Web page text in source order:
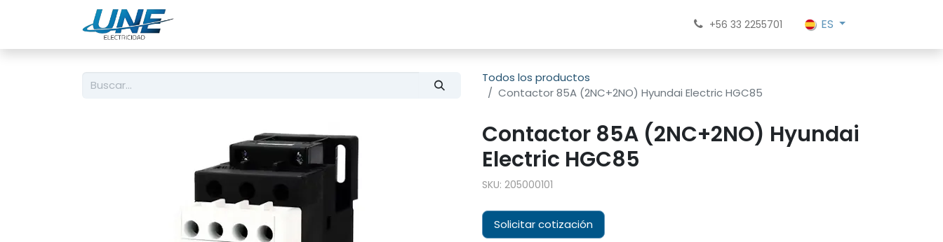
+56 33 2255701 ES
Todos los productos
Contactor 85A (2NC+2NO) Hyundai Electric HGC85
Contactor 85A (2NC+2NO) Hyundai
Electric HGC85
SKU: 205000101
Solicitar cotización